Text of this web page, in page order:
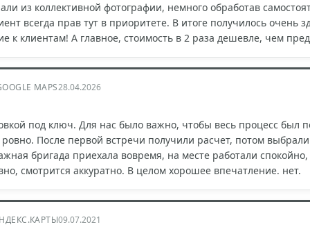
из коллективной фотографии, немного обработав
всегда прав тут в приоритете. В итоге получилось
к клиентам! А главное, стоимость в 2 раза дешевле, чем
MAPS28.04.2026
под ключ. Для нас было важно, чтобы весь процесс был
После первой встречи получили расчет, потом
бригада приехала вовремя, на месте работали
смотрится аккуратно. В целом хорошее впечатление. нет.
09.07.2021